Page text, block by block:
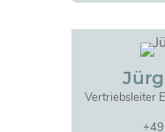
Vertriebsleiter